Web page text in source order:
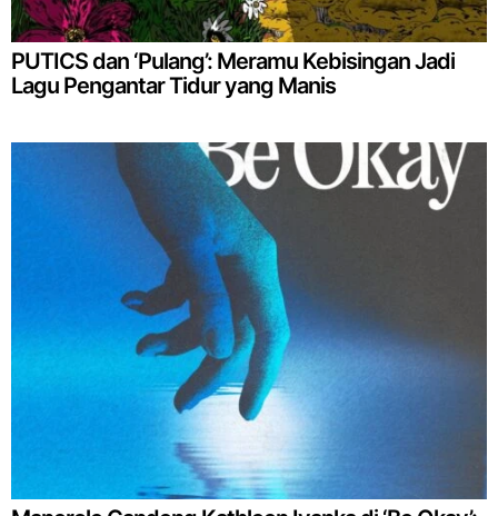
PUTICS dan ‘Pulang’: Meramu Kebisingan Jadi
Lagu Pengantar Tidur yang Manis